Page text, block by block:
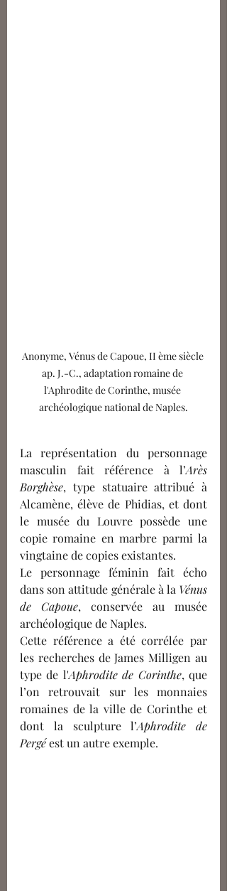
Anonyme, Vénus de Capoue, II ème siècle
ap. J.-C., adaptation romaine de
l'Aphrodite de Corinthe, musée
archéologique national de Naples.
La représentation du personnage
masculin fait référence à l’Arès
Borghèse, type statuaire attribué à
Alcamène, élève de Phidias, et dont
le musée du Louvre possède une
copie romaine en marbre parmi la
vingtaine de copies existantes.
Le personnage féminin fait écho
dans son attitude générale à la Vénus
de Capoue, conservée au musée
archéologique de Naples.
Cette référence a été corrélée par
les recherches de James Milligen au
type de l'Aphrodite de Corinthe, que
l’on retrouvait sur les monnaies
romaines de la ville de Corinthe et
dont la sculpture l’Aphrodite de
Pergé est un autre exemple.